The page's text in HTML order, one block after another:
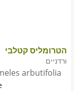
קטלבי
Heteromeles